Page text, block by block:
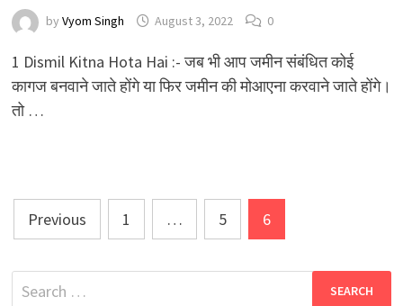
by Vyom Singh August 3, 2022 0
1 Dismil Kitna Hota Hai :- जब भी आप जमीन संबंधित कोई
कागज बनवाने जाते होंगे या फिर जमीन की मोआएना करवाने जाते होंगे।
तो …
Posts
pagination
Previous 1 … 5 6
Search